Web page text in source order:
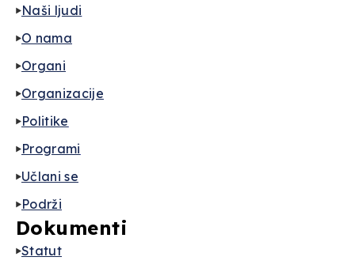
Naši ljudi
O nama
Organi
Organizacije
Politike
Programi
Učlani se
Podrži
Dokumenti
Statut